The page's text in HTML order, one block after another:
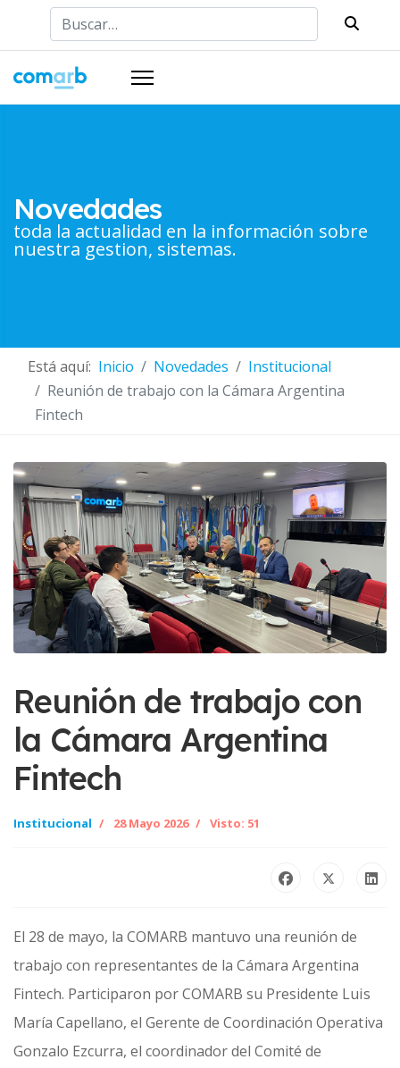
Buscar
Novedades
toda la actualidad en la información sobre
nuestra gestion, sistemas.
Está aquí: Inicio Novedades
Institucional
Reunión de trabajo con la Cámara Argentina
Fintech
Reunión de trabajo con
la Cámara Argentina
Fintech
Institucional 28 Mayo 2026 Visto: 51
El 28 de mayo, la COMARB mantuvo una reunión de
trabajo con representantes de la Cámara Argentina
Fintech. Participaron por COMARB su Presidente Luis
María Capellano, el Gerente de Coordinación Operativa
Gonzalo Ezcurra, el coordinador del Comité de